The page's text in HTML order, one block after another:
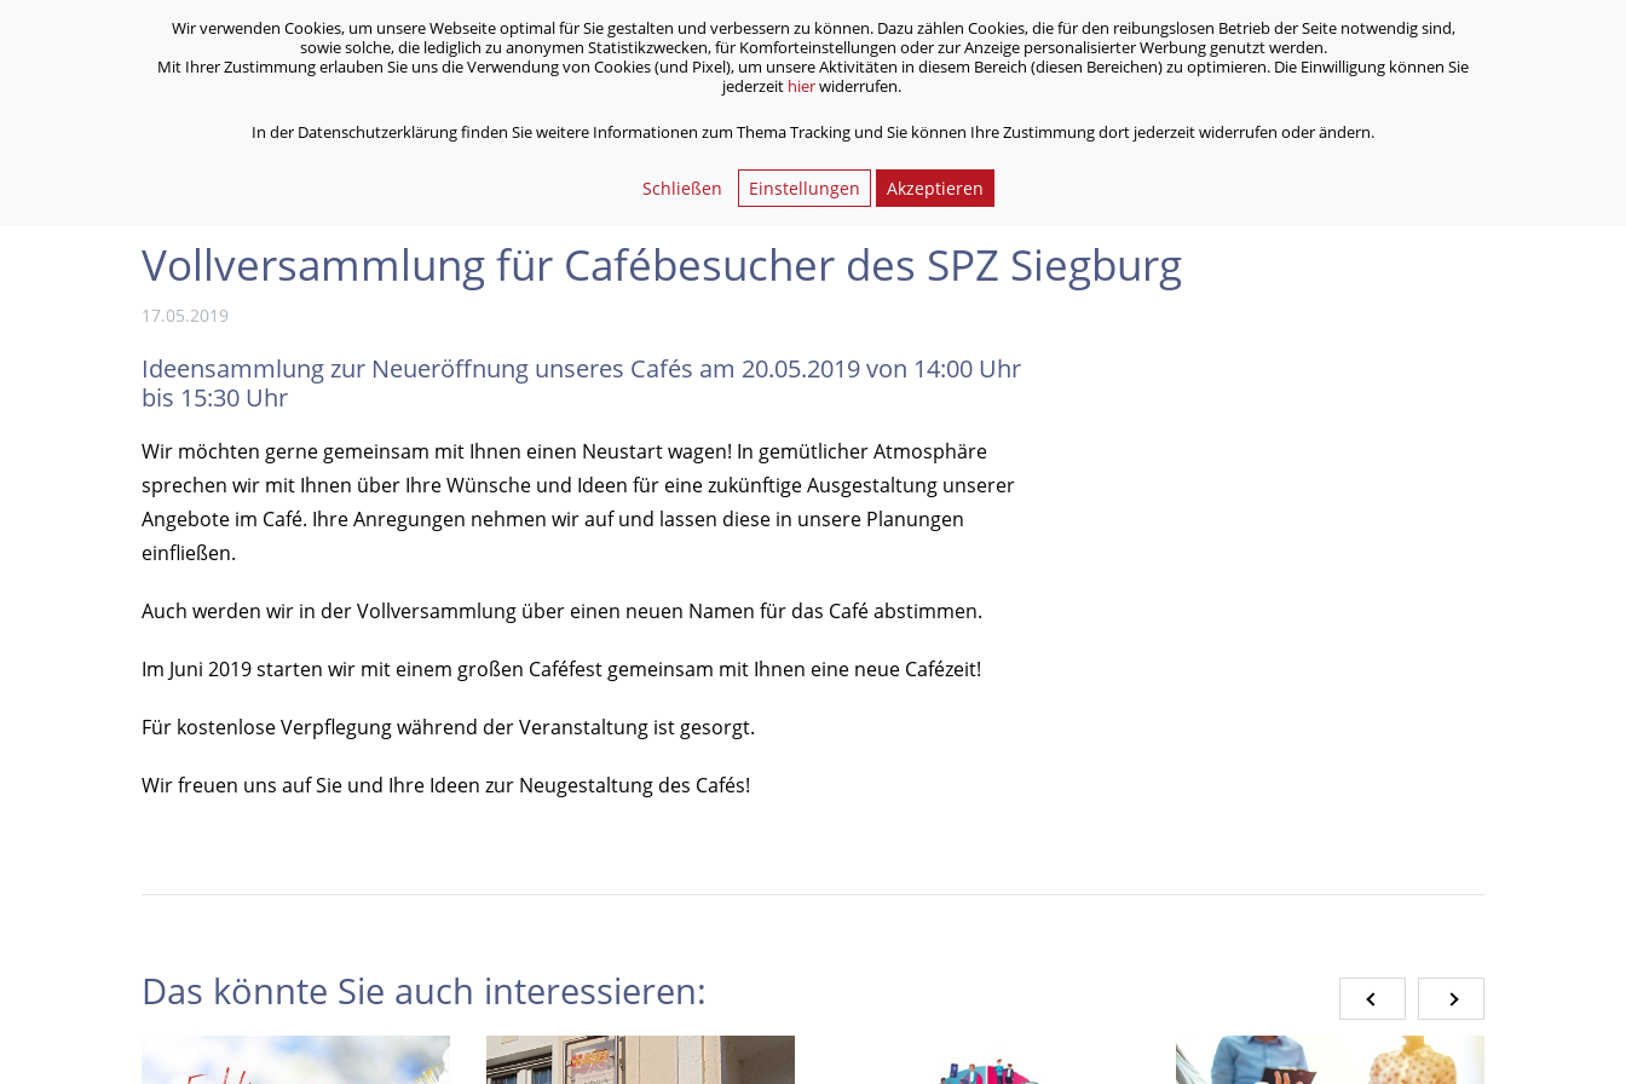
Standorte Jobs / Karriere
ASB Bonn/Rhein-Sieg/Eifel e.V.
Unsere Angebote Jobs & Karriere
Vollversammlung für Cafébesucher des SPZ Siegburg
Vollversammlung für Cafébesucher des SPZ Siegburg
17.05.2019
Ideensammlung zur Neueröffnung unseres Cafés am 20.05.2019 von 14:00 Uhr
bis 15:30 Uhr
Wir möchten gerne gemeinsam mit Ihnen einen Neustart wagen! In gemütlicher Atmosphäre
sprechen wir mit Ihnen über Ihre Wünsche und Ideen für eine zukünftige Ausgestaltung unserer
Angebote im Café. Ihre Anregungen nehmen wir auf und lassen diese in unsere Planungen
einfließen.
Auch werden wir in der Vollversammlung über einen neuen Namen für das Café abstimmen.
Im Juni 2019 starten wir mit einem großen Caféfest gemeinsam mit Ihnen eine neue Cafézeit!
Für kostenlose Verpflegung während der Veranstaltung ist gesorgt.
Wir freuen uns auf Sie und Ihre Ideen zur Neugestaltung des Cafés!
Das könnte Sie auch interessieren:
Wir verwenden Cookies, um unsere Webseite optimal für Sie gestalten und verbessern zu können. Dazu zählen Cookies, die für den reibungslosen Betrieb der Seite notwendig sind,
sowie solche, die lediglich zu anonymen Statistikzwecken, für Komforteinstellungen oder zur Anzeige personalisierter Werbung genutzt werden.
Mit Ihrer Zustimmung erlauben Sie uns die Verwendung von Cookies (und Pixel), um unsere Aktivitäten in diesem Bereich (diesen Bereichen) zu optimieren. Die Einwilligung können Sie
jederzeit hierwiderrufen.
In der Datenschutzerklärung finden Sie weitere Informationen zum Thema Tracking und Sie können Ihre Zustimmung dort jederzeit widerrufen oder ändern.
Schließen Einstellungen Akzeptieren